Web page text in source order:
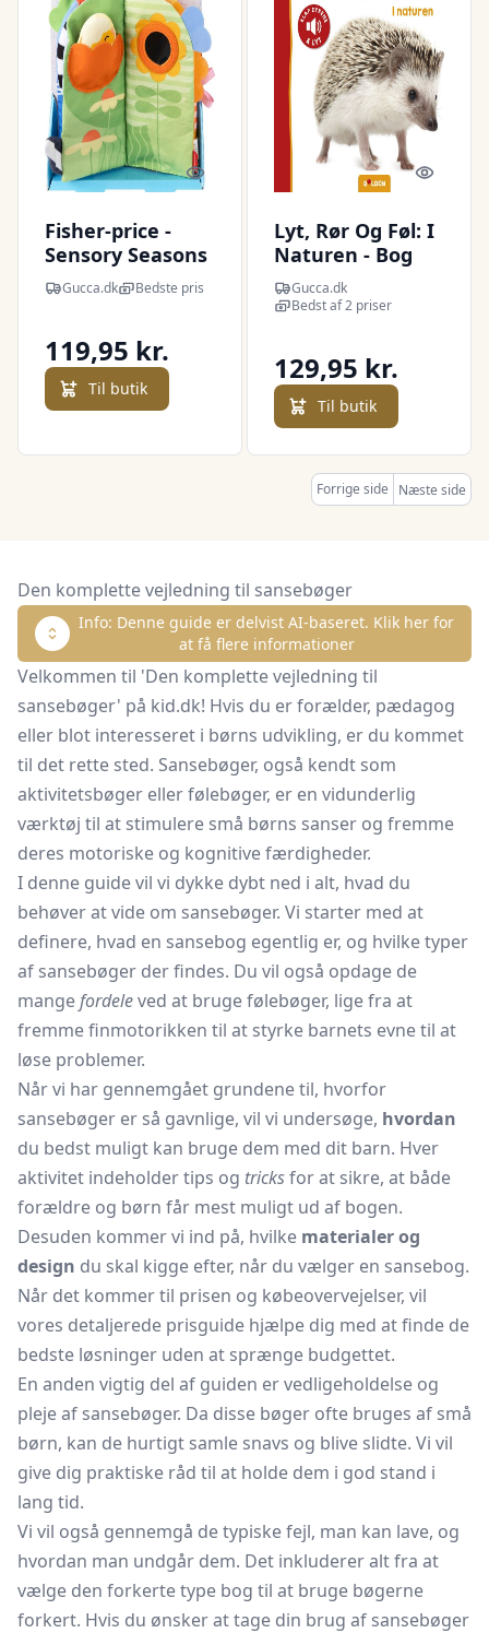
Quick look
Fisher-price -
Sensory Seasons
Soft Book -
årstider
Gucca.dk Bedste pris
119,95 kr.
Til butik
Quick
Lyt, Rør Og Føl: I
Naturen - Bog
Gucca.dk
Bedst af 2 priser
129,95 kr.
Til butik
Forrige side Næste side
Den komplette vejledning til sansebøger
Info: Denne guide er delvist AI-baseret. Klik her for
at få flere informationer
Velkommen til 'Den komplette vejledning til
sansebøger' på kid.dk! Hvis du er forælder, pædagog
eller blot interesseret i børns udvikling, er du kommet
til det rette sted. Sansebøger, også kendt som
aktivitetsbøger eller følebøger, er en vidunderlig
værktøj til at stimulere små børns sanser og fremme
deres motoriske og kognitive færdigheder.
I denne guide vil vi dykke dybt ned i alt, hvad du
behøver at vide om sansebøger. Vi starter med at
definere, hvad en sansebog egentlig er, og hvilke typer
af sansebøger der findes. Du vil også opdage de
mangefordeleved at bruge følebøger, lige fra at
fremme finmotorikken til at styrke barnets evne til at
løse problemer.
Når vi har gennemgået grundene til, hvorfor
sansebøger er så gavnlige, vil vi undersøge, hvordan
du bedst muligt kan bruge dem med dit barn. Hver
aktivitet indeholder tips og tricksfor at sikre, at både
forældre og børn får mest muligt ud af bogen.
Desuden kommer vi ind på, hvilke materialer og
design du skal kigge efter, når du vælger en sansebog.
Når det kommer til prisen og købeovervejelser, vil
vores detaljerede prisguide hjælpe dig med at finde de
bedste løsninger uden at sprænge budgettet.
En anden vigtig del af guiden er vedligeholdelse og
pleje af sansebøger. Da disse bøger ofte bruges af små
børn, kan de hurtigt samle snavs og blive slidte. Vi vil
give dig praktiske råd til at holde dem i god stand i
lang tid.
Vi vil også gennemgå de typiske fejl, man kan lave, og
hvordan man undgår dem. Det inkluderer alt fra at
vælge den forkerte type bog til at bruge bøgerne
forkert. Hvis du ønsker at tage din brug af sansebøger